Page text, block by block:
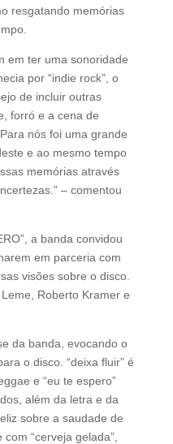
resgatando memórias
em ter uma sonoridade
por “indie rock”, o
de incluir outras
forró e a cena de
nós foi uma grande
e ao mesmo tempo
memórias através
– comentou
a banda convidou
em parceria com
visões sobre o disco.
Roberto Kramer e
da banda, evocando o
o disco. “deixa fluir” é
e “eu te espero”
além da letra e da
sobre a saudade de
“cerveja gelada”,